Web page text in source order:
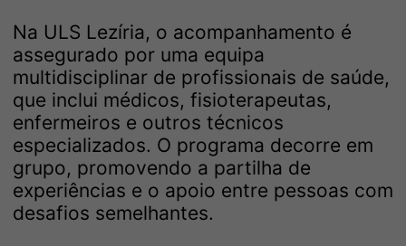
Na ULS Lezíria, o acompanhamento é
assegurado por uma equipa
multidisciplinar de profissionais de saúde,
que inclui médicos, fisioterapeutas,
enfermeiros e outros técnicos
especializados. O programa decorre em
grupo, promovendo a partilha de
experiências e o apoio entre pessoas com
desafios semelhantes.